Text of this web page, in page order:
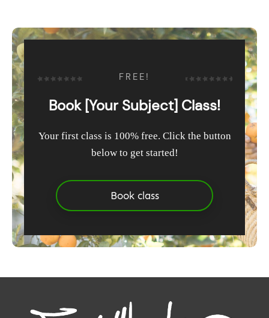
FREE!
Book [Your Subject] Class!
Your first class is 100% free. Click the button
below to get started!
Book class